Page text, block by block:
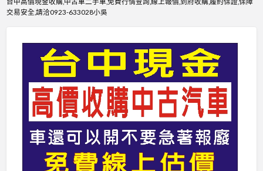
交易安全,請洽0923-633028小吳